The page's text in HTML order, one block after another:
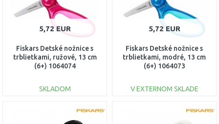
5,72 EUR
Fiskars Detské nožnice s
trblietkami, ružové, 13 cm
(6+) 1064074
SKLADOM
DO KOŠÍKA
5,72 EUR
Fiskars Detské nožnice s
trblietkami, modré, 13 cm
(6+) 1064073
V EXTERNOM SKLADE
DO KOŠÍKA